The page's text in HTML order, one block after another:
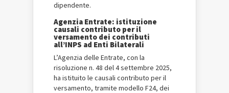
dipendente.
Agenzia Entrate: istituzione
causali contributo per il
versamento dei contributi
all’INPS ad Enti Bilaterali
L’Agenzia delle Entrate, con la
risoluzione n. 48 del 4 settembre 2025,
ha istituito le causali contributo per il
versamento, tramite modello F24, dei